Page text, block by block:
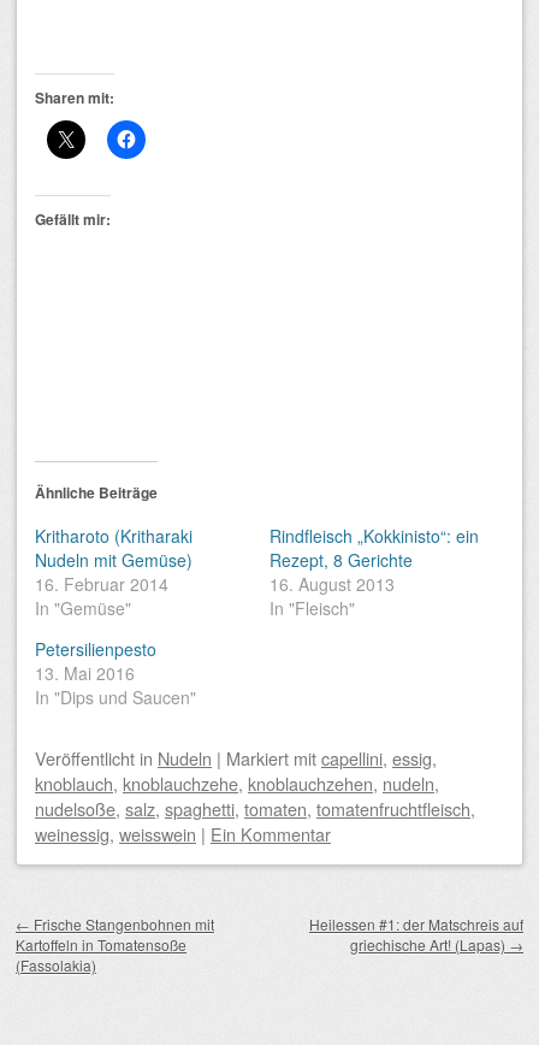
Sharen mit:
Gefällt mir:
Ähnliche Beiträge
Kritharoto (Kritharaki
Nudeln mit Gemüse)
16. Februar 2014
In "Gemüse"
Rindfleisch „Kokkinisto“: ein
Rezept, 8 Gerichte
16. August 2013
In "Fleisch"
Petersilienpesto
13. Mai 2016
In "Dips und Saucen"
Veröffentlicht in Nudeln | Markiert mitcapellini, essig,
knoblauch, knoblauchzehe, knoblauchzehen, nudeln,
nudelsoße, salz, spaghetti, tomaten, tomatenfruchtfleisch,
weinessig, weisswein | Ein Kommentar
← Frische Stangenbohnen mit
Kartoffeln in Tomatensoße
(Fassolakia)
Heilessen #1: der Matschreis auf
griechische Art! (Lapas) →